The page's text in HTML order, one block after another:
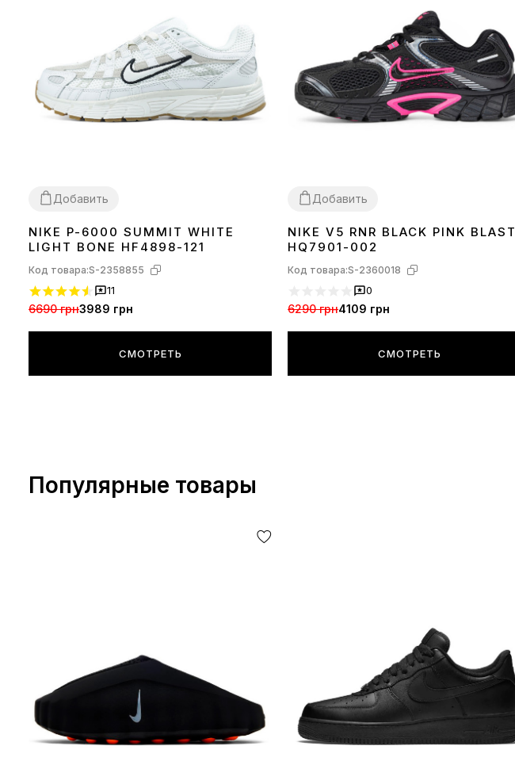
Добавить
3637 38 3940 41 42 4344
NIKE P-6000 SUMMIT WHITE
LIGHT BONE HF4898-121
Код товара:S-2358855
11
6690 грн3989 грн
СМОТРЕТЬ
Добавить
3738 39
NIKE V5 RNR BLACK PINK BLAST
HQ7901-002
Код товара:S-2360018
0
6290 грн4109 грн
СМОТРЕТЬ
Популярные товары